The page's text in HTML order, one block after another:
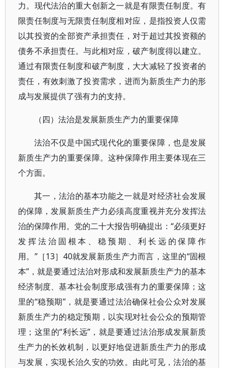
力。现代法治的重大创新之一就是有限责任制度。有
限责任制度与无限责任制度相对应，是指投资人仅需
以其投资的全部资产承担责任，对于超过其投资额的
债务不承担责任。与此相对应，破产制度得以建立。
通过有限责任制度和破产制度，大大减轻了投资者的
责任，有效刺激了投资需求，进而为新质生产力的形
成与发展提供了强有力的支持。
（四）法治是发展新质生产力的重要保障
法治不仅是中国式现代化的重要保障，也是发展
新质生产力的重要保障。这种保障作用主要体现在三
个方面。
其一，法治的基本功能之一就是对经济社会发展
的保障，发展新质生产力必须高度重视并充分发挥法
治的保障作用。党的二十大报告明确提出：“必须更好
发挥法治固根本、稳预期、利长远的保障作
用。”［13］40就发展新质生产力而言，这里的“固根
本”，就是要通过法治对形成和发展新质生产力的基本
经济制度、基本社会制度形成强有力的重要保障；这
里的“稳预期”，就是要通过法治确保社会公众对发展
新质生产力的稳定预期，以实现对社会公众的预期管
理；这里的“利长远”，就是要通过法治形成发展新质
生产力的长效机制，以更好地促进新质生产力的形成
与发展，实现长治久安的功效。由此可见，法治的基